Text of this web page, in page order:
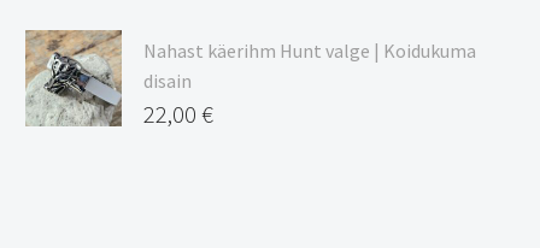
Nahast käerihm Hunt valge | Koidukuma
disain
22,00 €